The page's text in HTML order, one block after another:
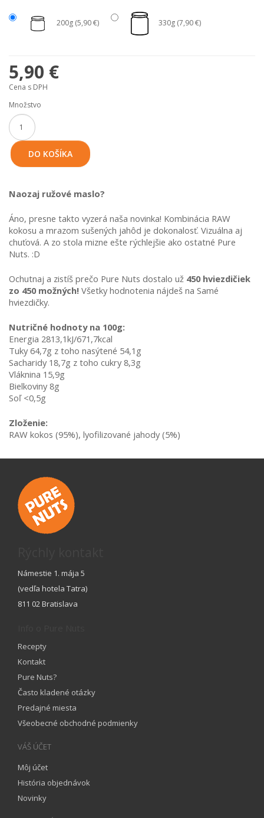
200g (5,90 €) 330g (7,90 €)
5,90 €
Cena s DPH
Množstvo
DO KOŠÍKA
Naozaj ružové maslo?
Áno, presne takto vyzerá naša novinka! Kombinácia RAW
kokosu a mrazom sušených jahôd je dokonalosť. Vizuálna aj
chuťová. A zo stola mizne ešte rýchlejšie ako ostatné Pure
Nuts. :D
Ochutnaj a zistíš prečo Pure Nuts dostalo už 450 hviezdičiek
zo 450 možných! Všetky hodnotenia nájdeš na Samé
hviezdičky.
Nutričné hodnoty na 100g:
Energia 2813,1kJ/671,7kcal
Tuky 64,7g z toho nasýtené 54,1g
Sacharidy 18,7g z toho cukry 8,3g
Vláknina 15,9g
Bielkoviny 8g
Soľ <0,5g
Zloženie:
RAW kokos (95%), lyofilizované jahody (5%)
Námestie 1. mája 5
(vedľa hotela Tatra)
811 02 Bratislava
Recepty
Kontakt
Pure Nuts?
Často kladené otázky
Predajné miesta
Všeobecné obchodné podmienky
VÁŠ ÚČET
Môj účet
História objednávok
Novinky